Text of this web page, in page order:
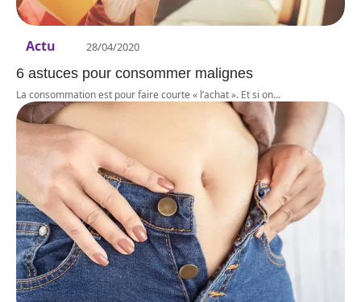
Actu 28/04/2020
6 astuces pour consommer malignes
La consommation est pour faire courte « l’achat ». Et si on…